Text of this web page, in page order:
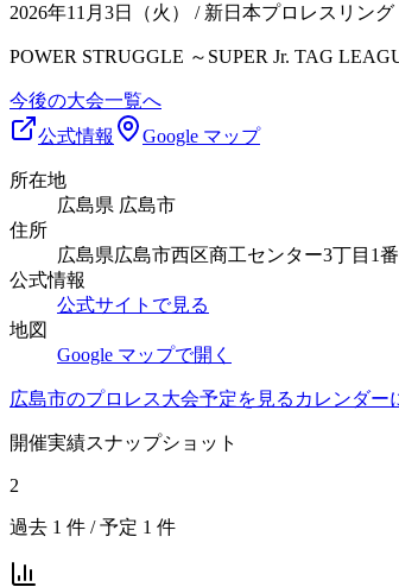
2026年11月3日（火） / 新日本プロレスリング
POWER STRUGGLE ～SUPER Jr. TAG
今後の大会一覧へ
公式情報
Google マップ
所在地
広島県 広島市
住所
広島県広島市西区商工センター3丁目1
公式情報
公式サイトで見る
地図
Google マップで開く
広島市のプロレス大会予定を見る カレンダー
開催実績スナップショット
2
過去 1 件 / 予定 1 件